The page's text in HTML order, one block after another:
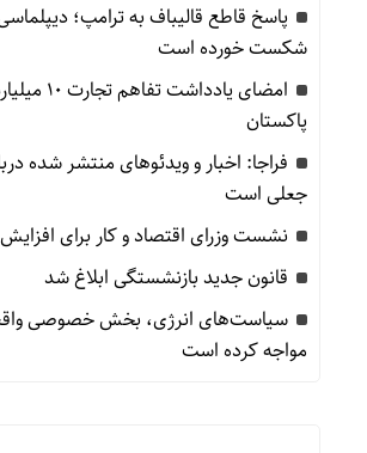
پاسخ قاطع قالیباف به ترامپ؛
شکست خورده است
امضای
پاکستان
فراجا: اخبار و ویدئوهای منتشر شده
جعلی است
نشست وزرای اقتصاد و کار برای افزایش
قانون جدید بازنشستگی ابلاغ شد
سیاست‌های انرژی، بخش خصوصی
مواجه کرده است